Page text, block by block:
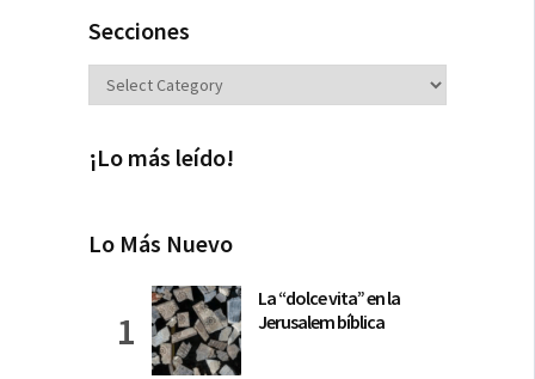
Secciones
Secciones
¡Lo más leído!
Lo Más Nuevo
La “dolce vita” en la
Jerusalem bíblica